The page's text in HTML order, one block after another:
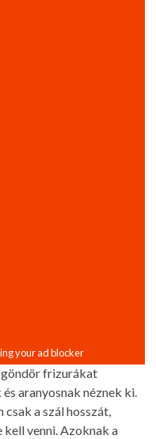
göndör frizurákat
aranyosnak néznek ki.
a szál hosszát,
venni. Azoknak a